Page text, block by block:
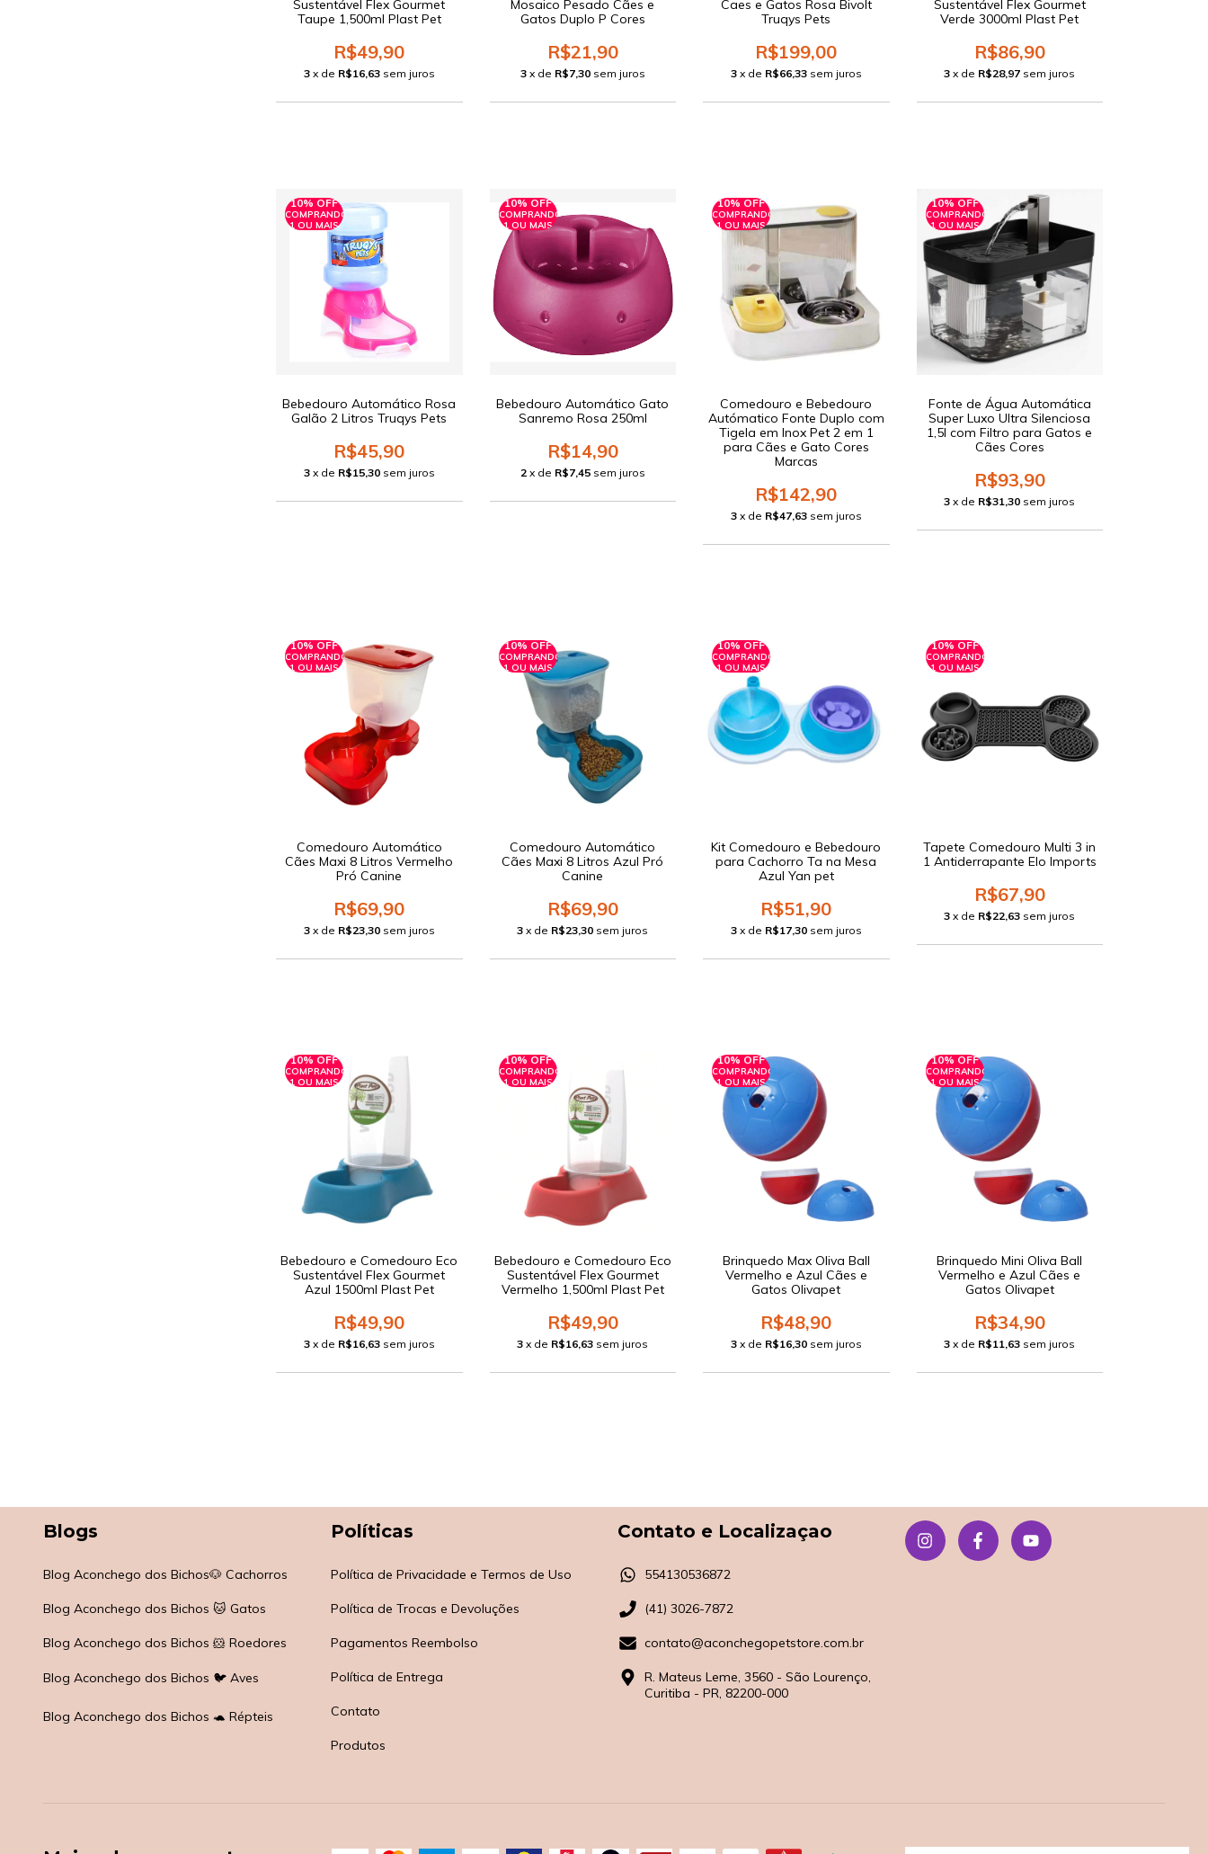
Sustentável Flex Gourmet
Taupe 1,500ml Plast Pet
R$49,90
3 x de R$16,63 sem juros
Mosaico Pesado Cães e
Gatos Duplo P Cores
R$21,90
3 x de R$7,30 sem juros
Caes e Gatos Rosa Bivolt
Truqys Pets
R$199,00
3 x de R$66,33 sem juros
Sustentável Flex Gourmet
Verde 3000ml Plast Pet
R$86,90
3 x de R$28,97 sem juros
10% OFF
COMPRANDO
1 OU MAIS
Bebedouro Automático Rosa
Galão 2 Litros Truqys Pets
R$45,90
3 x de R$15,30 sem juros
10% OFF
COMPRANDO
1 OU MAIS
Bebedouro Automático Gato
Sanremo Rosa 250ml
R$14,90
2 x de R$7,45 sem juros
10% OFF
COMPRANDO
1 OU MAIS
Comedouro e Bebedouro
Autómatico Fonte Duplo com
Tigela em Inox Pet 2 em 1
para Cães e Gato Cores
Marcas
R$142,90
3 x de R$47,63 sem juros
10% OFF
COMPRANDO
1 OU MAIS
Fonte de Água Automática
Super Luxo Ultra Silenciosa
1,5l com Filtro para Gatos e
Cães Cores
R$93,90
3 x de R$31,30 sem juros
10% OFF
COMPRANDO
1 OU MAIS
Comedouro Automático
Cães Maxi 8 Litros Vermelho
Pró Canine
R$69,90
3 x de R$23,30 sem juros
10% OFF
COMPRANDO
1 OU MAIS
Comedouro Automático
Cães Maxi 8 Litros Azul Pró
Canine
R$69,90
3 x de R$23,30 sem juros
10% OFF
COMPRANDO
1 OU MAIS
Kit Comedouro e Bebedouro
para Cachorro Ta na Mesa
Azul Yan pet
R$51,90
3 x de R$17,30 sem juros
10% OFF
COMPRANDO
1 OU MAIS
Tapete Comedouro Multi 3 in
1 Antiderrapante Elo Imports
R$67,90
3 x de R$22,63 sem juros
10% OFF
COMPRANDO
1 OU MAIS
Bebedouro e Comedouro Eco
Sustentável Flex Gourmet
Azul 1500ml Plast Pet
R$49,90
3 x de R$16,63 sem juros
10% OFF
COMPRANDO
1 OU MAIS
Bebedouro e Comedouro Eco
Sustentável Flex Gourmet
Vermelho 1,500ml Plast Pet
R$49,90
3 x de R$16,63 sem juros
10% OFF
COMPRANDO
1 OU MAIS
Brinquedo Max Oliva Ball
Vermelho e Azul Cães e
Gatos Olivapet
R$48,90
3 x de R$16,30 sem juros
10% OFF
COMPRANDO
1 OU MAIS
Brinquedo Mini Oliva Ball
Vermelho e Azul Cães e
Gatos Olivapet
R$34,90
3 x de R$11,63 sem juros
Blogs
Blog Aconchego dos Bichos🐶 Cachorros
Blog Aconchego dos Bichos 🐱 Gatos
Blog Aconchego dos Bichos 🐹 Roedores
Blog Aconchego dos Bichos 🐦 Aves
Blog Aconchego dos Bichos 🐢 Répteis
Políticas
Política de Privacidade e Termos de Uso
Política de Trocas e Devoluções
Pagamentos Reembolso
Política de Entrega
Contato
Produtos
Contato e Localizaçao
554130536872
(41) 3026-7872
contato@aconchegopetstore.com.br
R. Mateus Leme, 3560 - São Lourenço,
Curitiba - PR, 82200-000